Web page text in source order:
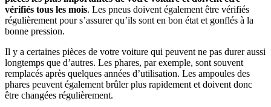
vérifiés tous les mois. Les pneus doivent également être vérifiés
régulièrement pour s’assurer qu’ils sont en bon état et gonflés à la
bonne pression.
Il y a certaines pièces de votre voiture qui peuvent ne pas durer aussi
longtemps que d’autres. Les phares, par exemple, sont souvent
remplacés après quelques années d’utilisation. Les ampoules des
phares peuvent également brûler plus rapidement et doivent donc
être changées régulièrement.